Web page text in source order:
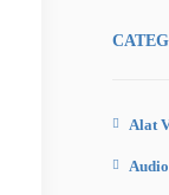
Alat
Audio